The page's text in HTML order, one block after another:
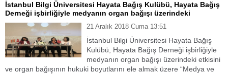
İstanbul Bilgi Üniversitesi Hayata Bağış Kulübü, Hayata Bağış
Derneği işbirliğiyle medyanın organ bağışı üzerindeki
21 Aralık 2018 Cuma 13:51
İstanbul Bilgi Üniversitesi Hayata Bağış
Kulübü, Hayata Bağış Derneği işbirliğiyle
medyanın organ bağışı üzerindeki etkisini
ve organ bağışının hukuki boyutlarını ele almak üzere “Medya ve